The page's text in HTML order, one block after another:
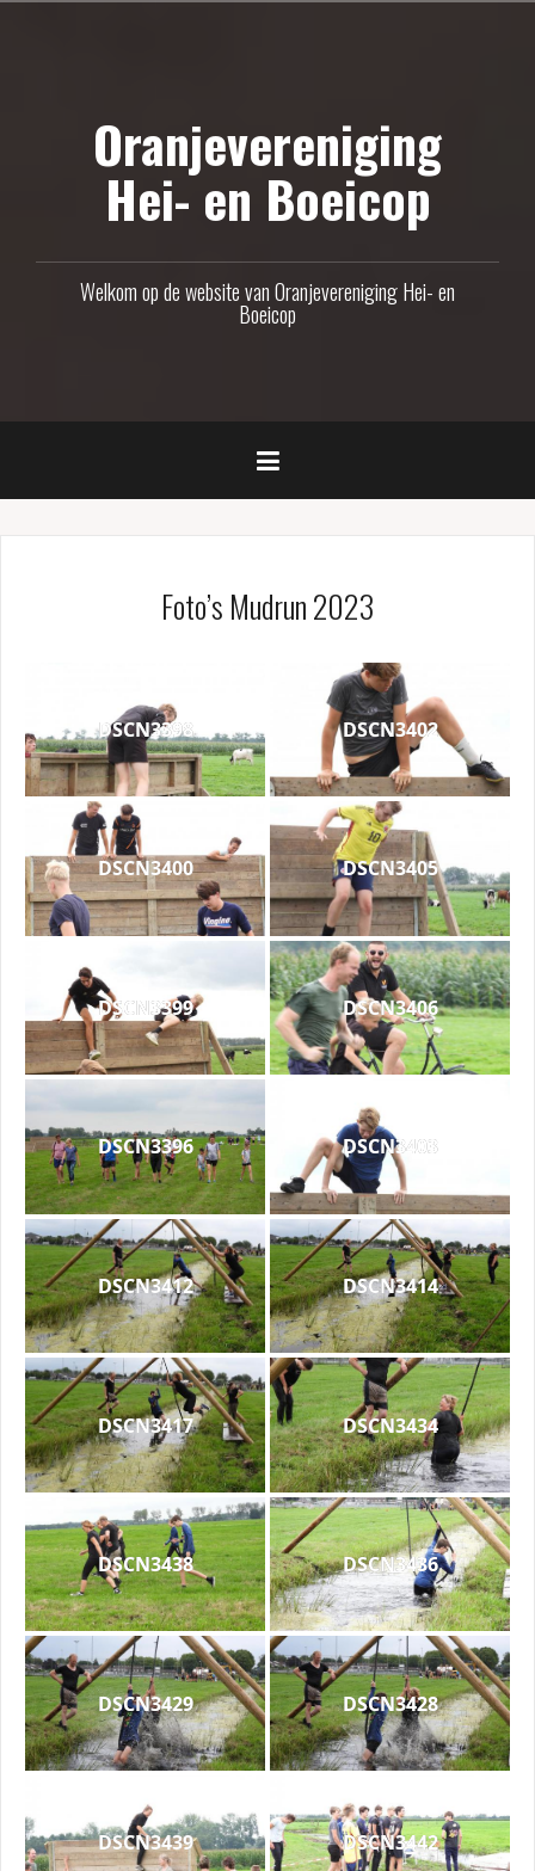
Oranjevereniging
Hei- en Boeicop
Welkom op de website van Oranjevereniging Hei- en
Boeicop
Foto’s Mudrun 2023
DSCN3398 DSCN3402
DSCN3400 DSCN3405
DSCN3399 DSCN3406
DSCN3396 DSCN3403
DSCN3412 DSCN3414
DSCN3417 DSCN3434
DSCN3438 DSCN3436
DSCN3429 DSCN3428
DSCN3439 DSCN3442